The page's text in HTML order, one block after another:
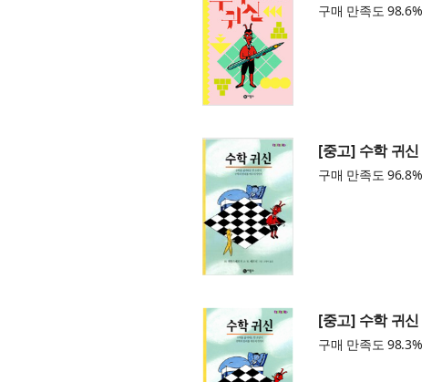
구매 만족도 98.6%
[중고] 수학 귀신
구매 만족도 96.8%
[중고] 수학 귀신
구매 만족도 98.3%